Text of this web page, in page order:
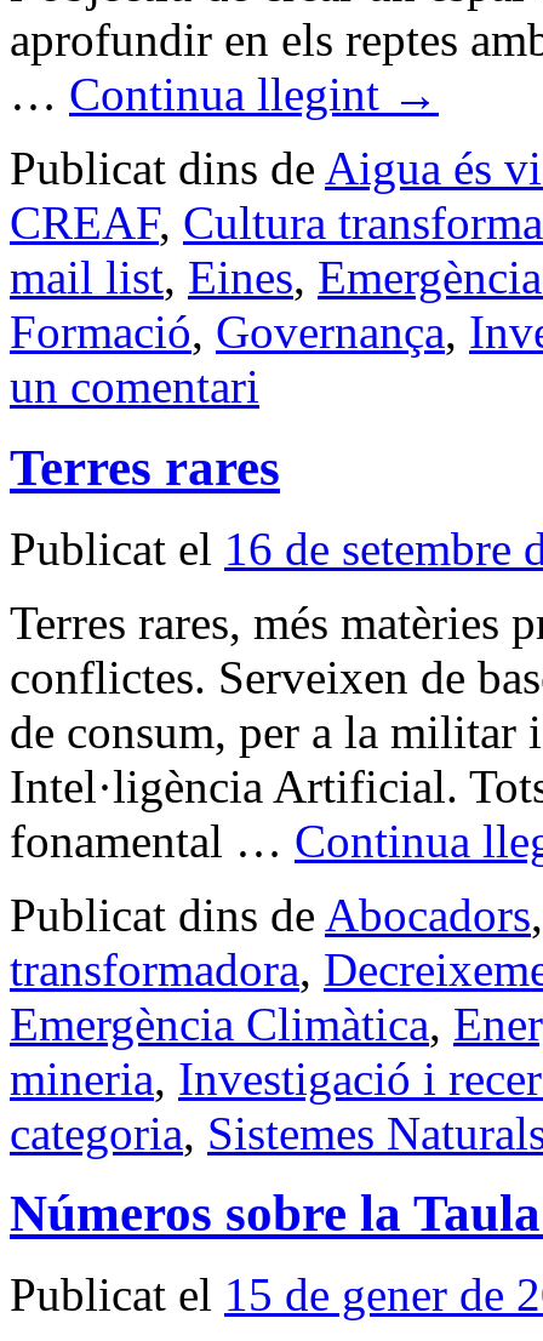
aprofundir en els reptes
… Continua llegint →
Publicat dins de Aigua és
CREAF, Cultura
mail list, Eines,
Formació, Governança,
un comentari
Terres rares
Publicat el 16 de setembre
Terres rares, més matèries
conflictes. Serveixen de
de consum, per a la
Intel·ligència Artificial.
fonamental … Continua
Publicat dins de Abocadors
transformadora,
Emergència Climàtica,
mineria, Investigació i
categoria, Sistemes
Números sobre la
Publicat el 15 de gener de